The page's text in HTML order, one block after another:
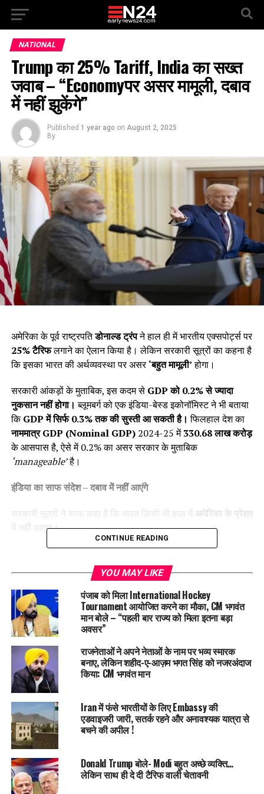
NATIONAL
Trump का 25% Tariff, India का सख्त
जवाब – “Economyपर असर मामूली, दबाव
में नहीं झुकेंगे”
Published 1 year ago on August 2, 2025
By
अमेरिका के पूर्व राष्ट्रपतिडोनाल्ड ट्रंपने हाल ही में भारतीय एक्सपोर्ट्स पर
25%टैरिफलगाने का ऐलान किया है। लेकिन सरकारी सूत्रों का कहना है
कि इसका भारत की अर्थव्यवस्था पर असर‘बहुत मामूली’होगा।
सरकारी आंकड़ों के मुताबिक, इस कदम से GDPको 0.2%से ज्यादा
नुकसान नहीं होगा। ब्लूमबर्ग को एक इंडिया-बेस्ड इकोनॉमिस्ट ने भी बताया
किGDPमें सिर्फ 0.3%तक की सुस्ती आ सकती है। फिलहाल देश का
नाममात्र GDP (Nominal GDP)2024-25 में₹330.68लाख करोड़
के आसपास है, ऐसे में 0.2% का असर सरकार के मुताबिक
‘manageable’है।
इंडिया का साफ संदेश–दबाव में नहीं आएंगे
सरकारी सूत्रों ने साफ कहा है कि भारत किसी भी हाल में अमेरिका के प्रेशर
में नहीं आएगा।
मानी जाएगी।
बीफ़ (गाय का मांस)या‘non-veg milk’(ऐसा दूध जो उन
गायों से निकाला गया हो जिन्हें animal-based प्रोडक्ट्स, जैसे
बोन मील खिलाया गया हो) के इम्पोर्ट की इजाजत नहीं दी जाएगी।
हैं। साथ ही, सरकार ने ये भी कहा कि वोनेशनल इंटरेस्ट को सुरक्षित रखने
औरकिसानों, उद्यमियों और MSMEs (माइक्रो, स्मॉल और मीडियम
एंटरप्राइजेज)की भलाई के लिए पूरी तरह प्रतिबद्ध है।
दूसरी बड़ी खबर
रूस पर ट्रंप की‘न्यूक्लियर’चाल
इसी बीच, शुक्रवार को डोनाल्ड ट्रंप ने एक और बड़ा ऐलान कर दुनिया को
चौंका दिया। उन्होंने कहा कि उन्होंने
कोरूस के नज़दीक भेजने का आदेश दिया है।
ट्रंप का ये कदम रूस के पूर्व राष्ट्रपति और मौजूदा
CONTINUE READING
YOU MAY LIKE
पंजाब को मिला International Hockey
Tournament आयोजित करने का मौका, CM भगवंत
मान बोले – “पहली बार राज्य को मिला इतना बड़ा
अवसर”
राजनेताओं ने अपने नेताओं के नाम पर भव्य स्मारक
बनाए, लेकिन शहीद-ए-आज़म भगत सिंह को नजरअंदाज
किया: CM भगवंत मान
Iran में फंसे भारतीयों के लिए Embassy की
एडवाइजरी जारी, सतर्क रहने और अनावश्यक यात्रा से
बचने की अपील !
Donald Trump बोले- Modi बहुत अच्छे व्यक्ति…
लेकिन साथ ही दे दी टैरिफ वाली चेतावनी